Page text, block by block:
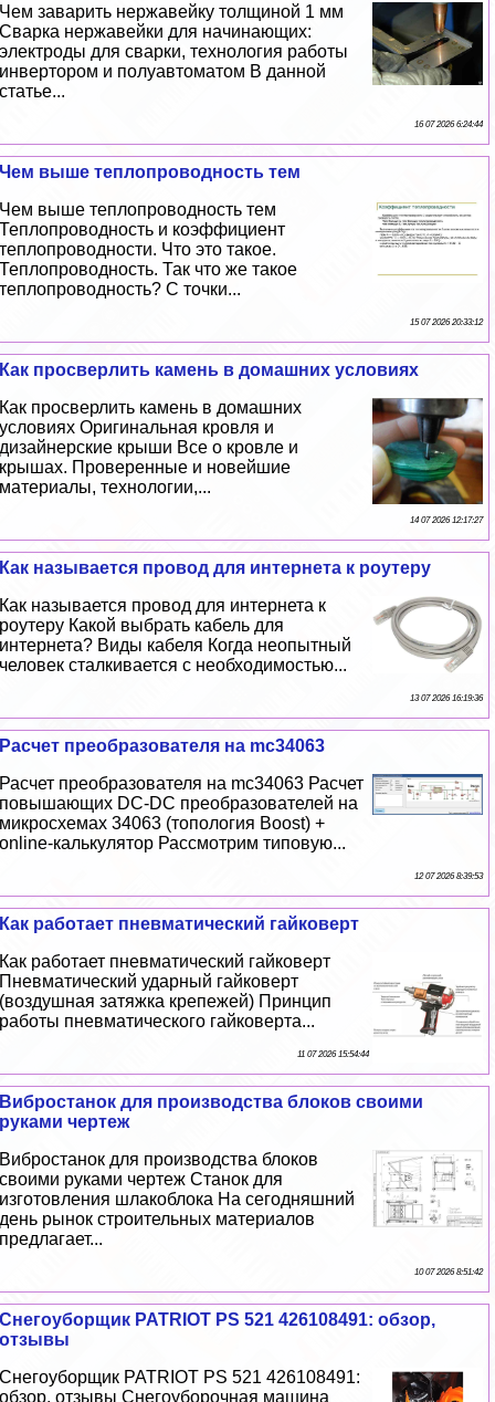
Чем заварить нержавейку толщиной 1 мм
Сварка нержавейки для начинающих:
электроды для сварки, технология работы
инвертором и полуавтоматом В данной
статье...
16 07 2026 6:24:44
Чем выше теплопроводность тем
Чем выше теплопроводность тем
Теплопроводность и коэффициент
теплопроводности. Что это такое.
Теплопроводность. Так что же такое
теплопроводность? С точки...
15 07 2026 20:33:12
Как просверлить камень в домашних условиях
Как просверлить камень в домашних
условиях Оригинальная кровля и
дизайнерские крыши Все о кровле и
крышах. Проверенные и новейшие
материалы, технологии,...
14 07 2026 12:17:27
Как называется провод для интернета к роутеру
Как называется провод для интернета к
роутеру Какой выбрать кабель для
интернета? Виды кабеля Когда неопытный
человек сталкивается с необходимостью...
13 07 2026 16:19:36
Расчет преобразователя на mc34063
Расчет преобразователя на mc34063 Расчет
повышающих DC-DC преобразователей на
микросхемах 34063 (топология Boost) +
online-калькулятор Рассмотрим типовую...
12 07 2026 8:39:53
Как работает пневматический гайковерт
Как работает пневматический гайковерт
Пневматический ударный гайковерт
(воздушная затяжка крепежей) Принцип
работы пневматического гайковерта...
11 07 2026 15:54:44
Вибростанок для производства блоков своими
руками чертеж
Вибростанок для производства блоков
своими руками чертеж Станок для
изготовления шлакоблока На сегодняшний
день рынок строительных материалов
предлагает...
10 07 2026 8:51:42
Снегоуборщик PATRIOT PS 521 426108491: обзор,
отзывы
Снегоуборщик PATRIOT PS 521 426108491:
обзор, отзывы Снегоуборочная машина